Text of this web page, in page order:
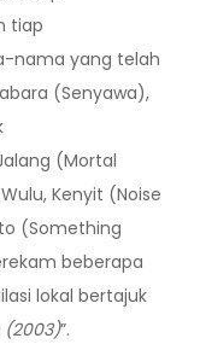
tiap
nama yang telah
(Senyawa),
(Mortal
Kenyit (Noise
(Something
beberapa
lokal bertajuk
(2003)”.